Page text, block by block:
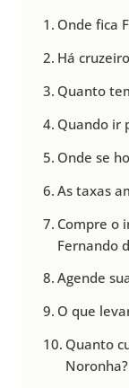
Onde fica
Há
Quanto
Quando ir
Onde se
As taxas
Compre o
Fernando
Agende
O que
Quanto
Noronha?